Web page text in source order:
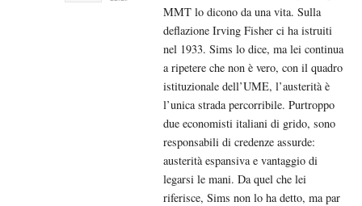
MMT lo dicono da una vita. Sulla
deflazione Irving Fisher ci ha istruiti
nel 1933. Sims lo dice, ma lei continua
a ripetere che non è vero, con il quadro
istituzionale dell’UME, l’austerità è
l’unica strada percorribile. Purtroppo
due economisti italiani di grido, sono
responsabili di credenze assurde:
austerità espansiva e vantaggio di
legarsi le mani. Da quel che lei
riferisce, Sims non lo ha detto, ma par